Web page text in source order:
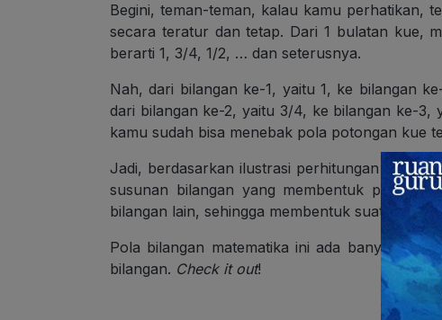
Begini, teman-teman, kalau kamu perhatikan,
secara teratur dan tetap. Dari 1 bulatan kue,
berarti 1, 3/4, 1/2, … dan seterusnya.
Nah, dari bilangan ke-1, yaitu 1, ke bilangan
dari bilangan ke-2, yaitu 3/4, ke bilangan ke-3,
kamu sudah bisa menebak pola potongan kue
Jadi, berdasarkan ilustrasi perhitungan di
susunan bilangan yang membentuk pola
bilangan lain, sehingga membentuk suatu pola.
Pola bilangan matematika ini ada banyak
bilangan. Check it out!